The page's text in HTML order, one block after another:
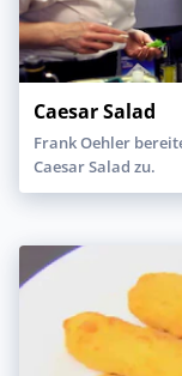
Caesar Salad
Frank Oehler
Caesar Salad zu.